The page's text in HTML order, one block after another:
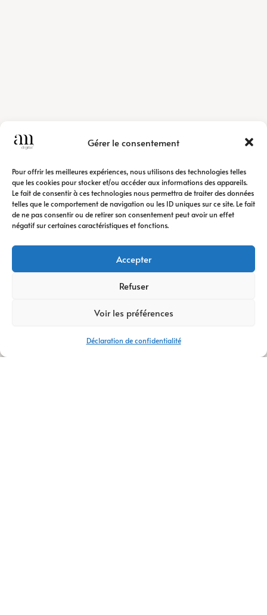
Gérer le consentement
Pour offrir les meilleures expériences, nous utilisons des technologies telles
que les cookies pour stocker et/ou accéder aux informations des appareils.
Le fait de consentir à ces technologies nous permettra de traiter des données
telles que le comportement de navigation ou les ID uniques sur ce site. Le fait
de ne pas consentir ou de retirer son consentement peut avoir un effet
négatif sur certaines caractéristiques et fonctions.
Accepter
Refuser
Voir les préférences
Déclaration de confidentialité